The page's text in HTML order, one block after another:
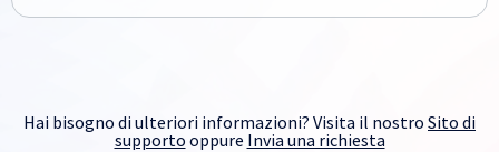
Hai bisogno di ulteriori informazioni? Visita il nostro Sito di
supporto oppure Invia una richiesta